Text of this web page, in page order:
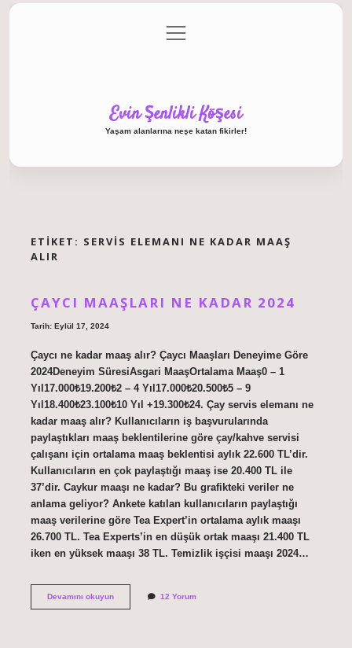
Gizlilik Politikası
menüyü
aç
Evin Şenlikli Köşesi
Yaşam alanlarına neşe katan fikirler!
ETIKET: SERVIS ELEMANI NE KADAR MAAŞ
ALIR
ÇAYCI MAAŞLARI NE KADAR 2024
Tarih: Eylül 17, 2024
Çaycı ne kadar maaş alır? Çaycı Maaşları Deneyime Göre
2024Deneyim SüresiAsgari MaaşOrtalama Maaş0 – 1
Yıl17.000₺19.200₺2 – 4 Yıl17.000₺20.500₺5 – 9
Yıl18.400₺23.100₺10 Yıl +19.300₺24. Çay servis elemanı ne
kadar maaş alır? Kullanıcıların iş başvurularında
paylaştıkları maaş beklentilerine göre çay/kahve servisi
çalışanı için ortalama maaş beklentisi aylık 22.600 TL’dir.
Kullanıcıların en çok paylaştığı maaş ise 20.400 TL ile
37’dir. Caykur maaşı ne kadar? Bu grafikteki veriler ne
anlama geliyor? Ankete katılan kullanıcıların paylaştığı
maaş verilerine göre Tea Expert’in ortalama aylık maaşı
26.700 TL. Tea Experts’in en düşük ortak maaşı 21.400 TL
iken en yüksek maaşı 38 TL. Temizlik işçisi maaşı 2024…
Devamını okuyunÇaycı
12 Yorum